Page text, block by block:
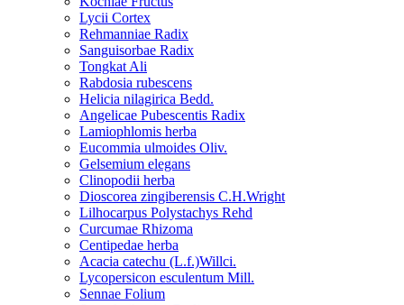
Lycii Cortex
Rehmanniae Radix
Sanguisorbae Radix
Tongkat Ali
Rabdosia rubescens
Helicia nilagirica Bedd.
Angelicae Pubescentis Radix
Lamiophlomis herba
Eucommia ulmoides Oliv.
Gelsemium elegans
Clinopodii herba
Dioscorea zingiberensis C.H.Wright
Lilhocarpus Polystachys Rehd
Curcumae Rhizoma
Centipedae herba
Acacia catechu (L.f.)Willci.
Lycopersicon esculentum Mill.
Sennae Folium